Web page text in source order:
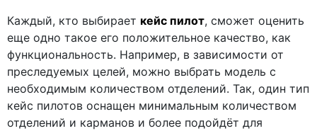
Каждый, кто выбирает кейс пилот, сможет оценить
еще одно такое его положительное качество, как
функциональность. Например, в зависимости от
преследуемых целей, можно выбрать модель с
необходимым количеством отделений. Так, один тип
кейс пилотов оснащен минимальным количеством
отделений и карманов и более подойдёт для